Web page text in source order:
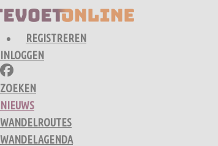
REGISTREREN
INLOGGEN
ZOEKEN
NIEUWS
WANDELROUTES
WANDELAGENDA